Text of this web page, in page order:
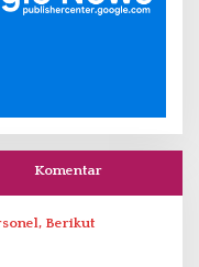
Komentar
Berikut